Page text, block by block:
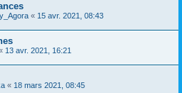
« 15 avr. 2021, 08:43
13 avr. 2021, 16:21
« 18 mars 2021, 08:45